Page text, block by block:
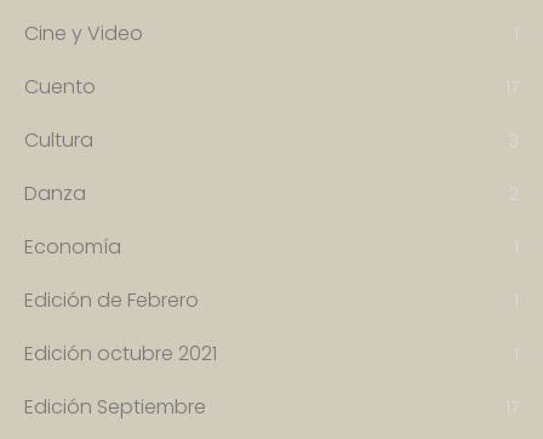
Cine y Video 1
Cuento 17
Cultura 3
Danza 2
Economía 1
Edición de Febrero 1
Edición octubre 2021 1
Edición Septiembre 17